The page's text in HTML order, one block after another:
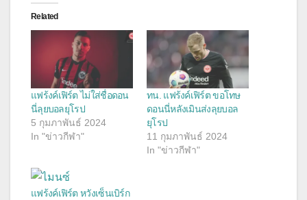
Related
แฟร้งค์เฟิร์ต ไม่ใส่ชื่อดอน
นี่ลุยบอลยุโรป
5 กุมภาพันธ์ 2024
In "ข่าวกีฬา"
ทน. แฟร้งค์เฟิร์ต ขอโทษ
ดอนนี่หลังเมินส่งลุยบอล
ยุโรป
11 กุมภาพันธ์ 2024
In "ข่าวกีฬา"
แฟร้งค์เฟิร์ต หวังเซ็นเบิร์ก